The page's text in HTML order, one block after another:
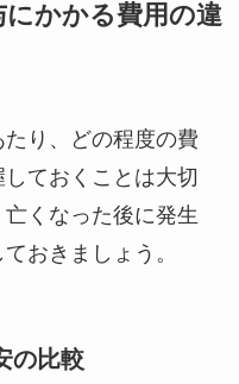
かかる費用の違
り、どの程度の費
ておくことは大切
くなった後に発生
おきましょう。
の比較